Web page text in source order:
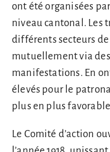
ont été organisées
niveau cantonal. Les
différents secteurs
mutuellement via
manifestations. En
élevés pour le
plus en plus
Le Comité d’action